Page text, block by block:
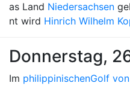
as Land Niedersachsen
nt wird Hinrich Wilhelm
Donnerstag,
Im philippinischenGolf